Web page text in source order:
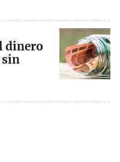
dinero
sin